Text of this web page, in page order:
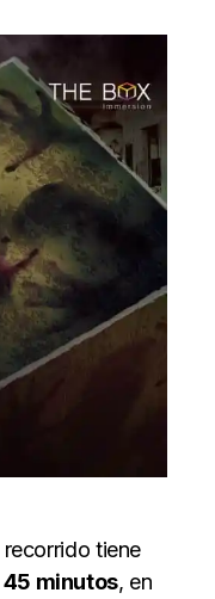
tiene
45 minutos, en